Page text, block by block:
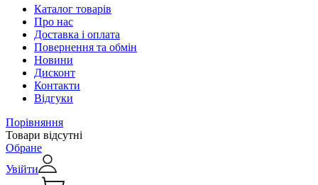
Каталог товарів
Про нас
Доставка і оплата
Повернення та обмін
Новини
Дисконт
Контакти
Відгуки
Порівняння
Товари відсутні
Обране
Увійти